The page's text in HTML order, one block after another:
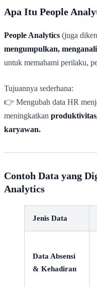
Apa Itu People
People Analytics (juga
mengumpulkan,
untuk memahami perilaku,
Tujuannya sederhana:
👉 Mengubah data HR
meningkatkan
karyawan.
Contoh Data yang
Analytics
Jenis Data
Data Absensi
& Kehadiran